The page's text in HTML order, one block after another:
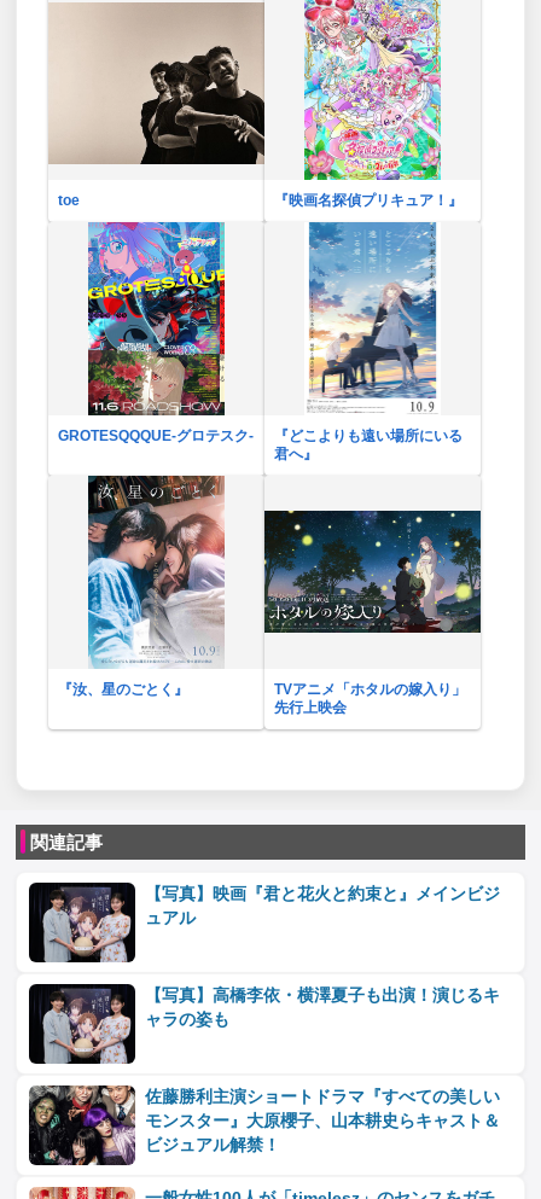
toe 『映画名探偵プリキュア！』
GROTESQQQUE-グロテスク-
『どこよりも遠い場所にいる
君へ』
『汝、星のごとく』
TVアニメ「ホタルの嫁入り」
先行上映会
関連記事
【写真】映画『君と花火と約束と』メインビジ
ュアル
【写真】高橋李依・横澤夏子も出演！演じるキ
ャラの姿も
佐藤勝利主演ショートドラマ『すべての美しい
モンスター』大原櫻子、山本耕史らキャスト＆
ビジュアル解禁！